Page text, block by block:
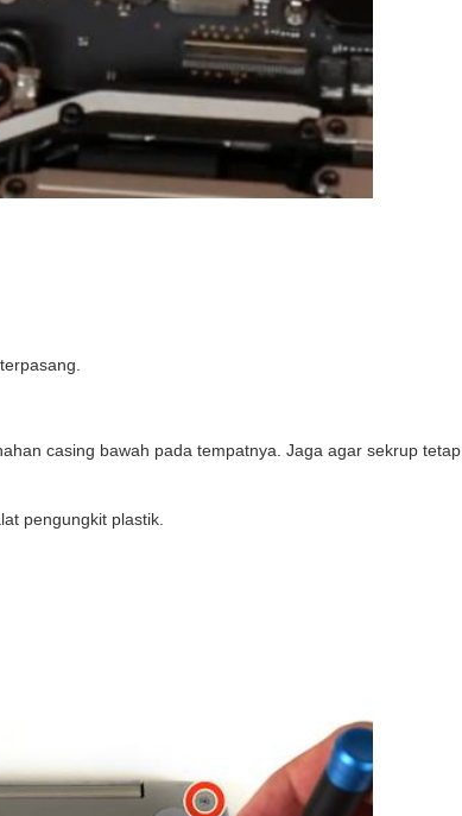
casing bawah pada tempatnya. Jaga agar sekrup tetap
pengungkit plastik.